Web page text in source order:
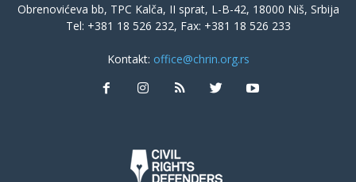
Obrenovićeva bb, TPC Kalča, II sprat, L-B-42, 18000 Niš, Srbija
Tel: +381 18 526 232, Fax: +381 18 526 233
Kontakt: office@chrin.org.rs